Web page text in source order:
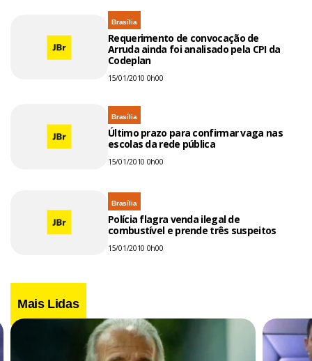
Brasília
Requerimento de convocação de
Arruda ainda foi analisado pela CPI da
Codeplan
15/01/2010 0h00
Brasília
Último prazo para confirmar vaga nas
escolas da rede pública
15/01/2010 0h00
Brasília
Polícia flagra venda ilegal de
combustível e prende três suspeitos
15/01/2010 0h00
Mais Lidas